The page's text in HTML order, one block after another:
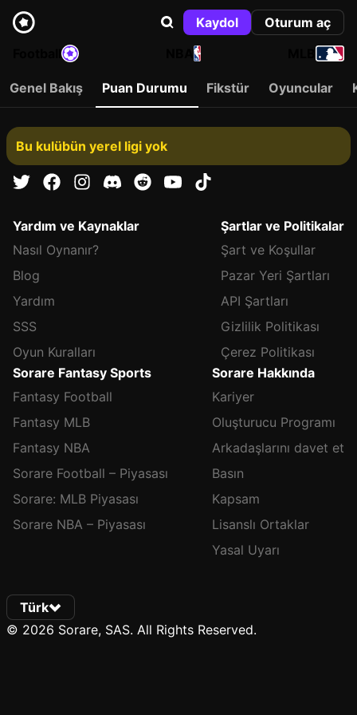
Kaydol
Oturum aç
NBA
Genel Bakış Puan Durumu Fikstür Oyuncular
Bu kulübün yerel ligi yok
Yardım ve Kaynaklar
Nasıl Oynanır?
Blog
Yardım
SSS
Oyun Kuralları
Şartlar ve Politikalar
Şart ve Koşullar
Pazar Yeri Şartları
API Şartları
Gizlilik Politikası
Çerez Politikası
Sorare Fantasy Sports
Fantasy Football
Fantasy MLB
Fantasy NBA
Sorare Football – Piyasası
Sorare: MLB Piyasası
Sorare NBA – Piyasası
Sorare Hakkında
Kariyer
Oluşturucu Programı
Arkadaşlarını davet et
Basın
Kapsam
Lisanslı Ortaklar
Yasal Uyarı
Türk
© 2026 Sorare, SAS. All Rights Reserved.